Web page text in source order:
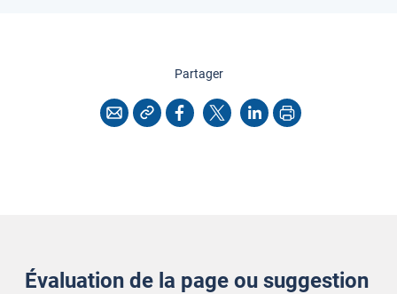
Partagercette page
CourrielCopier l'adresse
Facebook
X LinkedInImprimer
Évaluation de la page ou suggestion